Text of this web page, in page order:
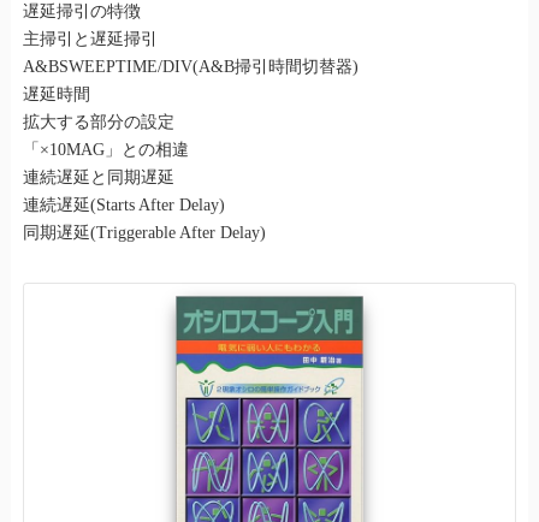
遅延掃引の特徴
主掃引と遅延掃引
A&BSWEEPTIME/DIV(A&B掃引時間切替器)
遅延時間
拡大する部分の設定
「×10MAG」との相違
連続遅延と同期遅延
連続遅延(Starts After Delay)
同期遅延(Triggerable After Delay)